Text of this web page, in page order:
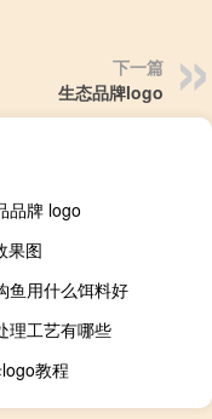
下一篇
生态品牌logo
品牌 logo
果图
鱼用什么饵料好
理工艺有哪些
教程